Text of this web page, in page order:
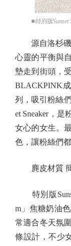
■特別版Sunset
源自洛杉磯
心靈的平衡與
墊走到街頭，
BLACKPINK
列，吸引粉絲
et Sneaker，
女心的女生。
色，讓粉絲們
麂皮材質
特別版
m」焦糖奶油
常適合冬天氛
條設計，不少